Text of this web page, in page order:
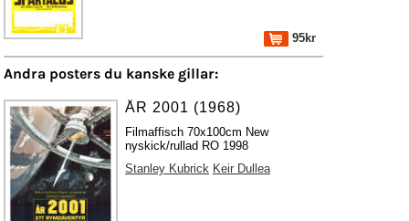
95kr
Andra posters du kanske gillar:
ÅR 2001 (1968)
Filmaffisch 70x100cm New
nyskick/rullad RO 1998
Stanley Kubrick Keir Dullea